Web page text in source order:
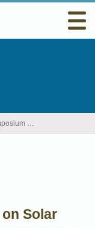
International Symposium on Solar Energy 2024 (ISSE 2024)にて石井あゆみ准教授が招待講演をしました。
Solar